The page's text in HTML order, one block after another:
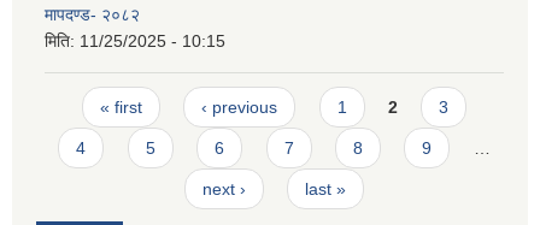
मापदण्ड- २०८२
मिति: 11/25/2025 - 10:15
Pages
« first ‹ previous 1 2 3
4 5 6 7 8 9
next › last »